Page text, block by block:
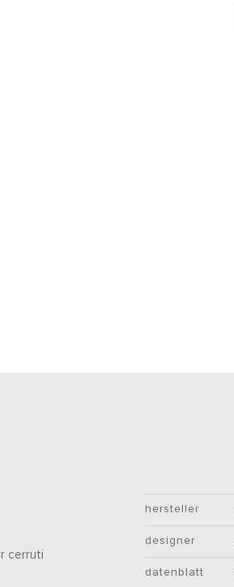
cerruti
hersteller
designer
datenblatt